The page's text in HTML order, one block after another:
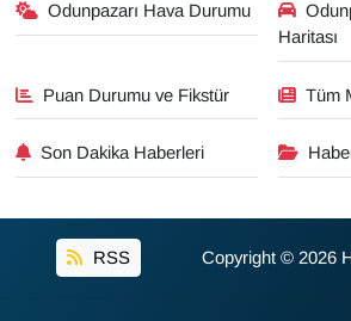
Odunpazarı Hava Durumu
Haritası
Puan Durumu ve Fikstür Tüm
Son Dakika Haberleri
RSS Copyright © 2026